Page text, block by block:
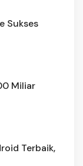
Sukses
Miliar
Terbaik,